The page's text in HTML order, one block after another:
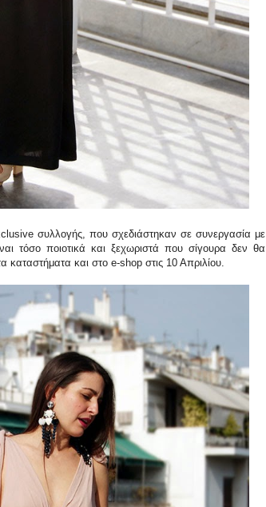
συλλογής, που σχεδιάστηκαν σε συνεργασία με
τόσο ποιοτικά και ξεχωριστά που σίγουρα δεν θα
και στο e-shop στις 10 Απριλίου.